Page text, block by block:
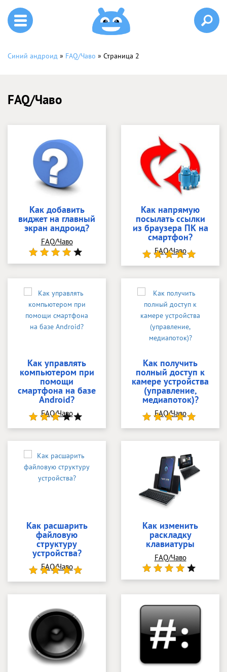
Синий андроид » FAQ/Чаво » Страница 2
FAQ/Чаво
Как добавить
виджет на главный
экран андроид?
FAQ/Чаво
Как напрямую
посылать ссылки
из браузера ПК на
смартфон?
FAQ/Чаво
Как управлять
компьютером при
помощи
смартфона на базе
Android?
FAQ/Чаво
Как получить
полный доступ к
камере устройства
(управление,
медиапоток)?
FAQ/Чаво
Как расшарить
файловую
структуру
устройства?
FAQ/Чаво
Как изменить
раскладку
клавиатуры
FAQ/Чаво